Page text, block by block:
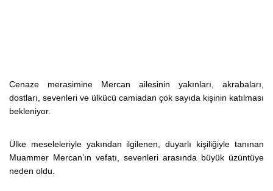
Cenaze merasimine Mercan ailesinin yakınları, akrabaları,
dostları, sevenleri ve ülkücü camiadan çok sayıda kişinin katılması
bekleniyor.
Ülke meseleleriyle yakından ilgilenen, duyarlı kişiliğiyle tanınan
Muammer Mercan’ın vefatı, sevenleri arasında büyük üzüntüye
neden oldu.